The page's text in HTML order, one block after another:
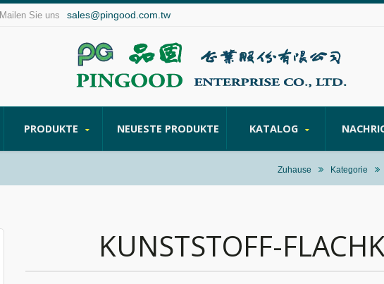
Mailen Sie uns sales@pingood.com.tw
PRODUKTE NEUESTE PRODUKTE KATALOG
Zuhause Kategorie
KUNSTSTOFF-